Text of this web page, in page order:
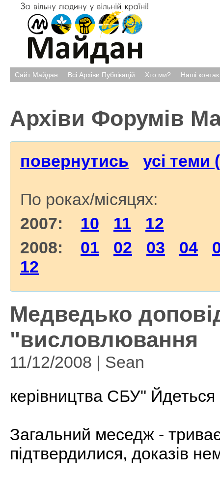
Сайт Майдан Всі Архіви Публікацій Хто ми? Наші
Архіви Форумів
повернутись усі теми
По роках/місяцях:
2007: 10 11
12
2008: 01 02 03 04
12
Медведько
"висловлювання
11/12/2008 | Sean
керівництва СБУ"
Загальний меседж -
підтвердилися, доказів